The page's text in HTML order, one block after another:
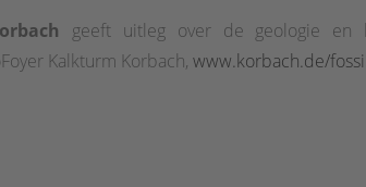
geeft uitleg over de geologie en
Kalkturm Korbach, www.korbach.de/